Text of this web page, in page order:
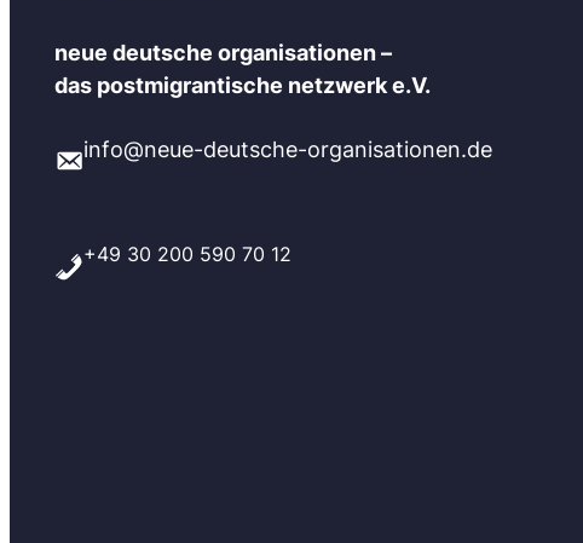
neue deutsche organisationen –
das postmigrantische netzwerk e.V.
info@neue-deutsche-organisationen.de
+49 30 200 590 70 12